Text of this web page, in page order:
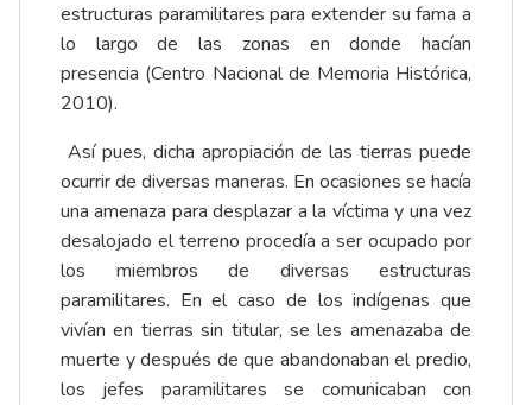
estructuras paramilitares para extender su fama a
lo largo de las zonas en donde hacían
presencia (Centro Nacional de Memoria Histórica,
2010).
Así pues, dicha apropiación de las tierras puede
ocurrir de diversas maneras. En ocasiones se hacía
una amenaza para desplazar a la víctima y una vez
desalojado el terreno procedía a ser ocupado por
los miembros de diversas estructuras
paramilitares. En el caso de los indígenas que
vivían en tierras sin titular, se les amenazaba de
muerte y después de que abandonaban el predio,
los jefes paramilitares se comunicaban con